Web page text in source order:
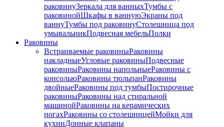
раковинуЗеркала для ванныхТумбы с
раковинойШкафы в ваннуюЭкраны под
ваннуТумбы под раковинуСтолешница под
умывальникПодвесная мебельПолки
Раковины
Встраиваемые раковиныРаковины
накладныеУгловые раковиныПодвесные
раковиныРаковины напольныеРаковины с
консольюРаковины тюльпанРаковины
двойныеРаковины под тумбыПостирочные
раковиныРаковины над стиральной
машинойРаковины на керамических
ногахРаковины со столешницейМойки для
кухниДонные клапаны